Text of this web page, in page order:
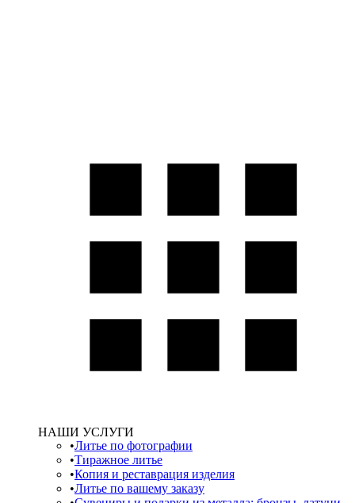
НАШИ УСЛУГИ
Литье по фотографии
Тиражное литье
Копия и реставрация изделия
Литье по вашему заказу